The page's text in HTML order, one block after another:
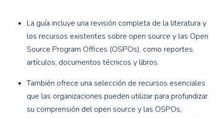
La guía incluye una revisión completa de la literatura y
los recursos existentes sobre open source y las Open
Source Program Offices (OSPOs), como reportes,
artículos, documentos técnicos y libros.
También ofrece una selección de recursos esenciales
que las organizaciones pueden utilizar para profundizar
su comprensión del open source y las OSPOs,